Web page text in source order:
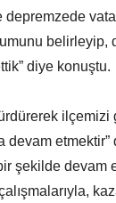
depremzede
belirleyip,
diye konuştu.
ilçemizi
devam
şekilde devam